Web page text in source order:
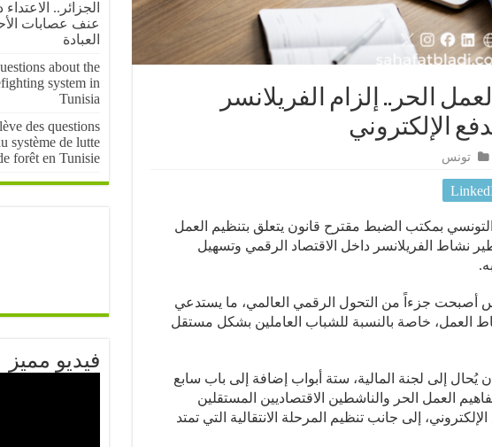
الحر.. إلزام الفريلانسر
الإلكتروني
تونس
بمكتب الضبط مقترح قانون يتعلق بتنظيم العمل
نشاط الفريلانسر داخل الاقتصاد الرقمي وتسهيل
أصبحت جزءاً من التحول الرقمي العالمي، ما يستدعي
العمل، خاصة بالنسبة للشباب العاملين بشكل مستقل
يُحال إلى لجنة المالية، ستة أبواب إضافة إلى باب سابع
العمل الحر والناشطين الاقتصاديين المستقلين
إلى جانب تنظيم المرحلة الانتقالية التي تمتد
الجزائر..
عنف عصابات
العبادة
about the
system in
Tunisia
des questions
système de lutte
forêt en Tunisie
فيديو مميز